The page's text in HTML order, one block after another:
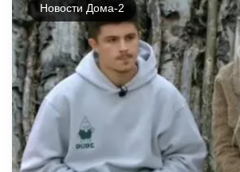
Новости Дома-2